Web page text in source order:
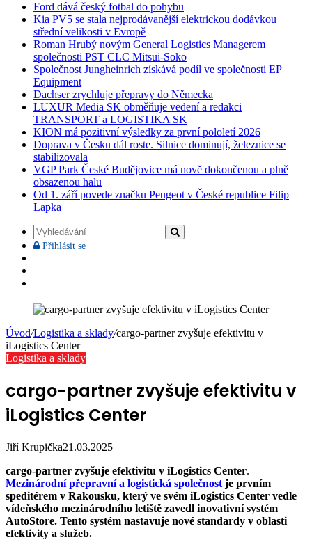
Ford dává český fotbal do pohybu
Kia PV5 se stala nejprodávanější elektrickou dodávkou
střední velikosti v Evropě
Roman Hrubý novým General Logistics Managerem
společnosti PST CLC Mitsui-Soko
Společnost Jungheinrich získává podíl ve společnosti EP
Equipment
Dachser zrychluje přepravy do Německa
LUXUR Media SK obměňuje vedení a redakci
TRANSPORT a LOGISTIKA SK
KION má pozitivní výsledky za první pololetí 2026
Doprava v Česku dál roste. Silnice dominují, železnice se
stabilizovala
VGP Park České Budějovice má nově dokončenou a plně
obsazenou halu
Od 1. září povede značku Peugeot v České republice Filip
Lapka
Vyhledávání
Přihlásit sePřihlásit
Úvod/Logistika a sklady/cargo-partner zvyšuje efektivitu v
iLogistics Center
Logistika a sklady
cargo-partner zvyšuje efektivitu v
iLogistics Center
Jiří Krupička21.03.2025
cargo-partner zvyšuje efektivitu v iLogistics Center.
Mezinárodní přepravní a logistická společnost je prvním
speditérem v Rakousku, který ve svém iLogistics Center vedle
vídeňského mezinárodního letiště zavedl inovativní systém
AutoStore. Tento systém nastavuje nové standardy v oblasti
efektivity a služeb.